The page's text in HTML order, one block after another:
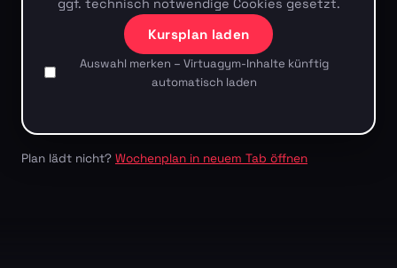
ggf. technisch notwendige Cookies gesetzt.
Kursplan laden
Auswahl merken – Virtuagym-Inhalte künftig
automatisch laden
Plan lädt nicht? Wochenplan in neuem Tab öffnen